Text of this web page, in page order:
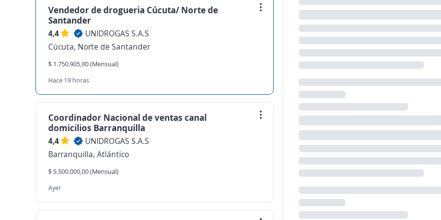
Vendedor de drogueria Cúcuta/ Norte de
Santander
4,4
UNIDROGAS S.A.S
Cúcuta, Norte de Santander
$ 1.750.905,00 (Mensual)
Hace 19 horas
Coordinador Nacional de ventas canal
domicilios Barranquilla
4,4
UNIDROGAS S.A.S
Barranquilla, Atlántico
$ 5.500.000,00 (Mensual)
Ayer